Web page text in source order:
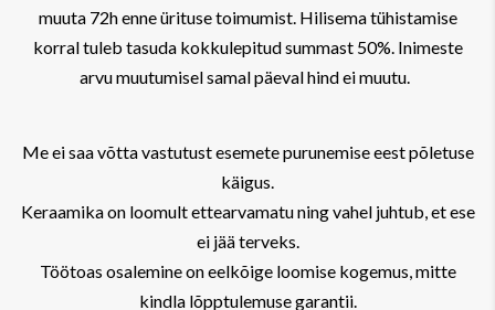
muuta 72h enne ürituse toimumist. Hilisema tühistamise
korral tuleb tasuda kokkulepitud summast 50%. Inimeste
arvu muutumisel samal päeval hind ei muutu.
Me ei saa võtta vastutust esemete purunemise eest põletuse
käigus.
Keraamika on loomult ettearvamatu ning vahel juhtub, et ese
ei jää terveks.
Töötoas osalemine on eelkõige loomise kogemus, mitte
kindla lõpptulemuse garantii.